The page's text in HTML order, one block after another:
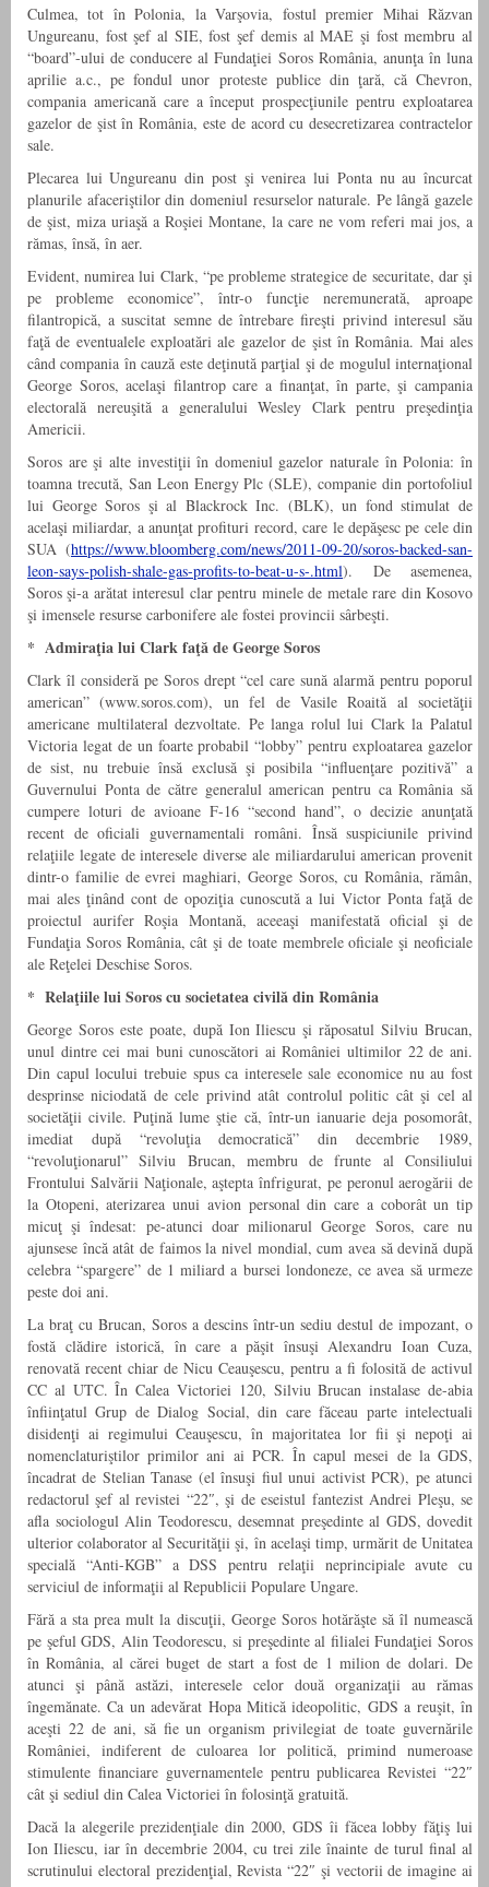
Culmea, tot în Polonia, la Varşovia, fostul premier Mihai Răzvan
Ungureanu, fost şef al SIE, fost şef demis al MAE şi fost membru al
“board”-ului de conducere al Fundaţiei Soros România, anunţa în luna
aprilie a.c., pe fondul unor proteste publice din ţară, că Chevron,
compania americană care a început prospecţiunile pentru exploatarea
gazelor de şist în România, este de acord cu desecretizarea contractelor
sale.
Plecarea lui Ungureanu din post şi venirea lui Ponta nu au încurcat
planurile afaceriştilor din domeniul resurselor naturale. Pe lângă gazele
de şist, miza uriaşă a Roşiei Montane, la care ne vom referi mai jos, a
rămas, însă, în aer.
Evident, numirea lui Clark, “pe probleme strategice de securitate, dar şi
pe probleme economice”, într-o funcţie neremunerată, aproape
filantropică, a suscitat semne de întrebare fireşti privind interesul său
faţă de eventualele exploatări ale gazelor de şist în România. Mai ales
când compania în cauză este deţinută parţial şi de mogulul internaţional
George Soros, acelaşi filantrop care a finanţat, în parte, şi campania
electorală nereuşită a generalului Wesley Clark pentru preşedinţia
Americii.
Soros are şi alte investiţii în domeniul gazelor naturale în Polonia: în
toamna trecută, San Leon Energy Plc (SLE), companie din portofoliul
lui George Soros şi al Blackrock Inc. (BLK), un fond stimulat de
acelaşi miliardar, a anunţat profituri record, care le depăşesc pe cele din
SUA (https://www.bloomberg.com/news/2011-09-20/soros-backed-san-
leon-says-polish-shale-gas-profits-to-beat-u-s-.html). De asemenea,
Soros şi-a arătat interesul clar pentru minele de metale rare din Kosovo
şi imensele resurse carbonifere ale fostei provincii sârbeşti.
* Admiraţia lui Clark faţă de George Soros
Clark îl consideră pe Soros drept “cel care sună alarmă pentru poporul
american” (www.soros.com), un fel de Vasile Roaită al societăţii
americane multilateral dezvoltate. Pe langa rolul lui Clark la Palatul
Victoria legat de un foarte probabil “lobby” pentru exploatarea gazelor
de sist, nu trebuie însă exclusă şi posibila “influenţare pozitivă” a
Guvernului Ponta de către generalul american pentru ca România să
cumpere loturi de avioane F-16 “second hand”, o decizie anunţată
recent de oficiali guvernamentali români. Însă suspiciunile privind
relaţiile legate de interesele diverse ale miliardarului american provenit
dintr-o familie de evrei maghiari, George Soros, cu România, rămân,
mai ales ţinând cont de opoziţia cunoscută a lui Victor Ponta faţă de
proiectul aurifer Roşia Montană, aceeaşi manifestată oficial şi de
Fundaţia Soros România, cât şi de toate membrele oficiale şi neoficiale
ale Reţelei Deschise Soros.
* Relaţiile lui Soros cu societatea civilă din România
George Soros este poate, după Ion Iliescu şi răposatul Silviu Brucan,
unul dintre cei mai buni cunoscători ai României ultimilor 22 de ani.
Din capul locului trebuie spus ca interesele sale economice nu au fost
desprinse niciodată de cele privind atât controlul politic cât şi cel al
societăţii civile. Puţină lume ştie că, într-un ianuarie deja posomorât,
imediat după “revoluţia democratică” din decembrie 1989,
“revoluţionarul” Silviu Brucan, membru de frunte al Consiliului
Frontului Salvării Naţionale, aştepta înfrigurat, pe peronul aerogării de
la Otopeni, aterizarea unui avion personal din care a coborât un tip
micuţ şi îndesat: pe-atunci doar milionarul George Soros, care nu
ajunsese încă atât de faimos la nivel mondial, cum avea să devină după
celebra “spargere” de 1 miliard a bursei londoneze, ce avea să urmeze
peste doi ani.
La braţ cu Brucan, Soros a descins într-un sediu destul de impozant, o
fostă clădire istorică, în care a păşit însuşi Alexandru Ioan Cuza,
renovată recent chiar de Nicu Ceauşescu, pentru a fi folosită de activul
CC al UTC. În Calea Victoriei 120, Silviu Brucan instalase de-abia
înfiinţatul Grup de Dialog Social, din care făceau parte intelectuali
disidenţi ai regimului Ceauşescu, în majoritatea lor fii şi nepoţi ai
nomenclaturiştilor primilor ani ai PCR. În capul mesei de la GDS,
încadrat de Stelian Tanase (el însuşi fiul unui activist PCR), pe atunci
redactorul şef al revistei “22″, şi de eseistul fantezist Andrei Pleşu, se
afla sociologul Alin Teodorescu, desemnat preşedinte al GDS, dovedit
ulterior colaborator al Securităţii şi, în acelaşi timp, urmărit de Unitatea
specială “Anti-KGB” a DSS pentru relaţii neprincipiale avute cu
serviciul de informaţii al Republicii Populare Ungare.
Fără a sta prea mult la discuţii, George Soros hotărăşte să îl numească
pe şeful GDS, Alin Teodorescu, si preşedinte al filialei Fundaţiei Soros
în România, al cărei buget de start a fost de 1 milion de dolari. De
atunci şi până astăzi, interesele celor două organizaţii au rămas
îngemănate. Ca un adevărat Hopa Mitică ideopolitic, GDS a reuşit, în
aceşti 22 de ani, să fie un organism privilegiat de toate guvernările
României, indiferent de culoarea lor politică, primind numeroase
stimulente financiare guvernamentele pentru publicarea Revistei “22″
cât şi sediul din Calea Victoriei în folosinţă gratuită.
Dacă la alegerile prezidenţiale din 2000, GDS îi făcea lobby făţiş lui
Ion Iliescu, iar în decembrie 2004, cu trei zile înainte de turul final al
scrutinului electoral prezidenţial, Revista “22″ şi vectorii de imagine ai